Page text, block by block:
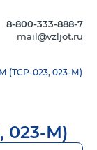
8-800-333-888-7
mail@vzljot.ru
(ТСР-023, 023-М)
023-М)